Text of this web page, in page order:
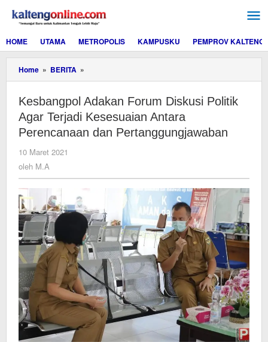
konten
HOME
UTAMA METROPOLIS KAMPUSKU PEMPROV KALTENG
Home » BERITA »
Adakan
Diskusi
Politik
Agar
Terjadi
dan
Pertanggungjawaban
Kesbangpol Adakan Forum Diskusi Politik
Agar Terjadi Kesesuaian Antara
Perencanaan dan Pertanggungjawaban
10 Maret 2021
oleh M.A